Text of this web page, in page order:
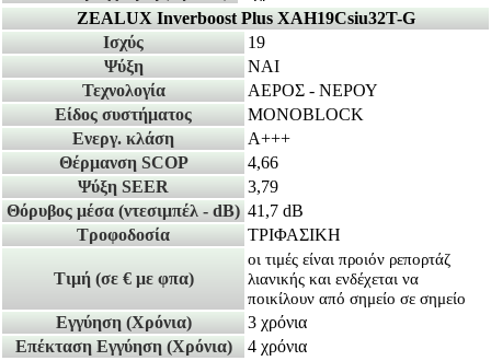
ZEALUX Inverboost Plus XAH19Csiu32T-G
Ισχύς
19
Ψύξη
NAI
Τεχνολογία
ΑΕΡΟΣ - ΝΕΡΟΥ
Είδος συστήματος
MONOBLOCK
Ενεργ. κλάση
A+++
Θέρμανση SCOP
4,66
Ψύξη SEER
3,79
Θόρυβος μέσα (ντεσιμπέλ - dB) 41,7 dB
Τροφοδοσία
ΤΡΙΦΑΣΙΚΗ
Τιμή (σε € με φπα)
οι τιμές είναι προιόν ρεπορτάζ
λιανικής και ενδέχεται να
ποικίλουν από σημείο σε σημείο
Εγγύηση (Χρόνια)
3 χρόνια
Επέκταση Εγγύηση (Χρόνια)
4 χρόνια